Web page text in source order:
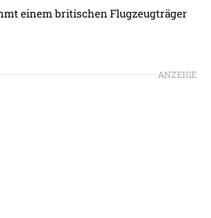
einem britischen Flugzeugträger
ANZEIGE